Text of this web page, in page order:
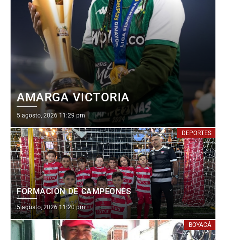
AMARGA VICTORIA
Posted
on
5 agosto, 2026 11:29 pm
DEPORTES
FORMACIÓN DE CAMPEONES
Posted
on
5 agosto, 2026 11:20 pm
BOYACÁ